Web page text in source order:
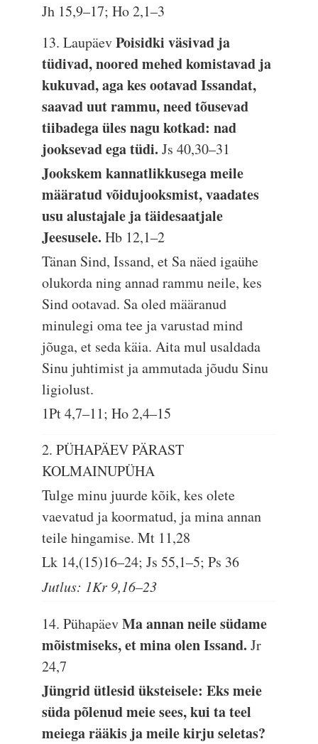
Jh 15,9–17; Ho 2,1–3
13. LaupäevPoisidki väsivad ja
tüdivad, noored mehed komistavad ja
kukuvad, aga kes ootavad Issandat,
saavad uut rammu, need tõusevad
tiibadega üles nagu kotkad: nad
jooksevad ega tüdi.Js 40,30–31
Jookskem kannatlikkusega meile
määratud võidujooksmist, vaadates
usu alustajale ja täidesaatjale
Jeesusele.Hb 12,1–2
Tänan Sind, Issand, et Sa näed igaühe
olukorda ning annad rammu neile, kes
Sind ootavad. Sa oled määranud
minulegi oma tee ja varustad mind
jõuga, et seda käia. Aita mul usaldada
Sinu juhtimist ja ammutada jõudu Sinu
ligiolust.
1Pt 4,7–11; Ho 2,4–15
2. PÜHAPÄEV PÄRAST
KOLMAINUPÜHA
Tulge minu juurde kõik, kes olete
vaevatud ja koormatud, ja mina annan
teile hingamise.Mt 11,28
Lk 14,(15)16–24; Js 55,1–5; Ps 36
Jutlus: 1Kr 9,16–23
14. PühapäevMa annan neile südame
mõistmiseks, et mina olen Issand.Jr
24,7
Jüngrid ütlesid üksteisele: Eks meie
süda põlenud meie sees, kui ta teel
meiega rääkis ja meile kirju seletas?